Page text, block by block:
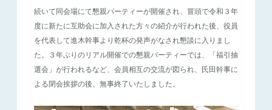
続いて同会場にて懇親パーティーが開催され、冒頭で令和３年
度に新たに互助会に加入された方々の紹介が行われた後、役員
を代表して進木幹事より乾杯の発声がなされ懇談に入りまし
た。３年ぶりのリアル開催での懇親パーティーでは、「福引抽
選会」が行われるなど、会員相互の交流が図られ、氏田幹事に
よる閉会挨拶の後、無事終了いたしました。